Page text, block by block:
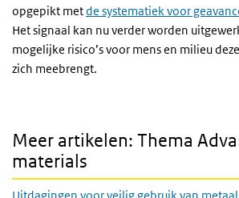
opgepikt metde systematiek voor
Het signaal kan nu verder worden
mogelijke risico’s voor mens en milieu
zich meebrengt.
Meer artikelen: Thema
materials